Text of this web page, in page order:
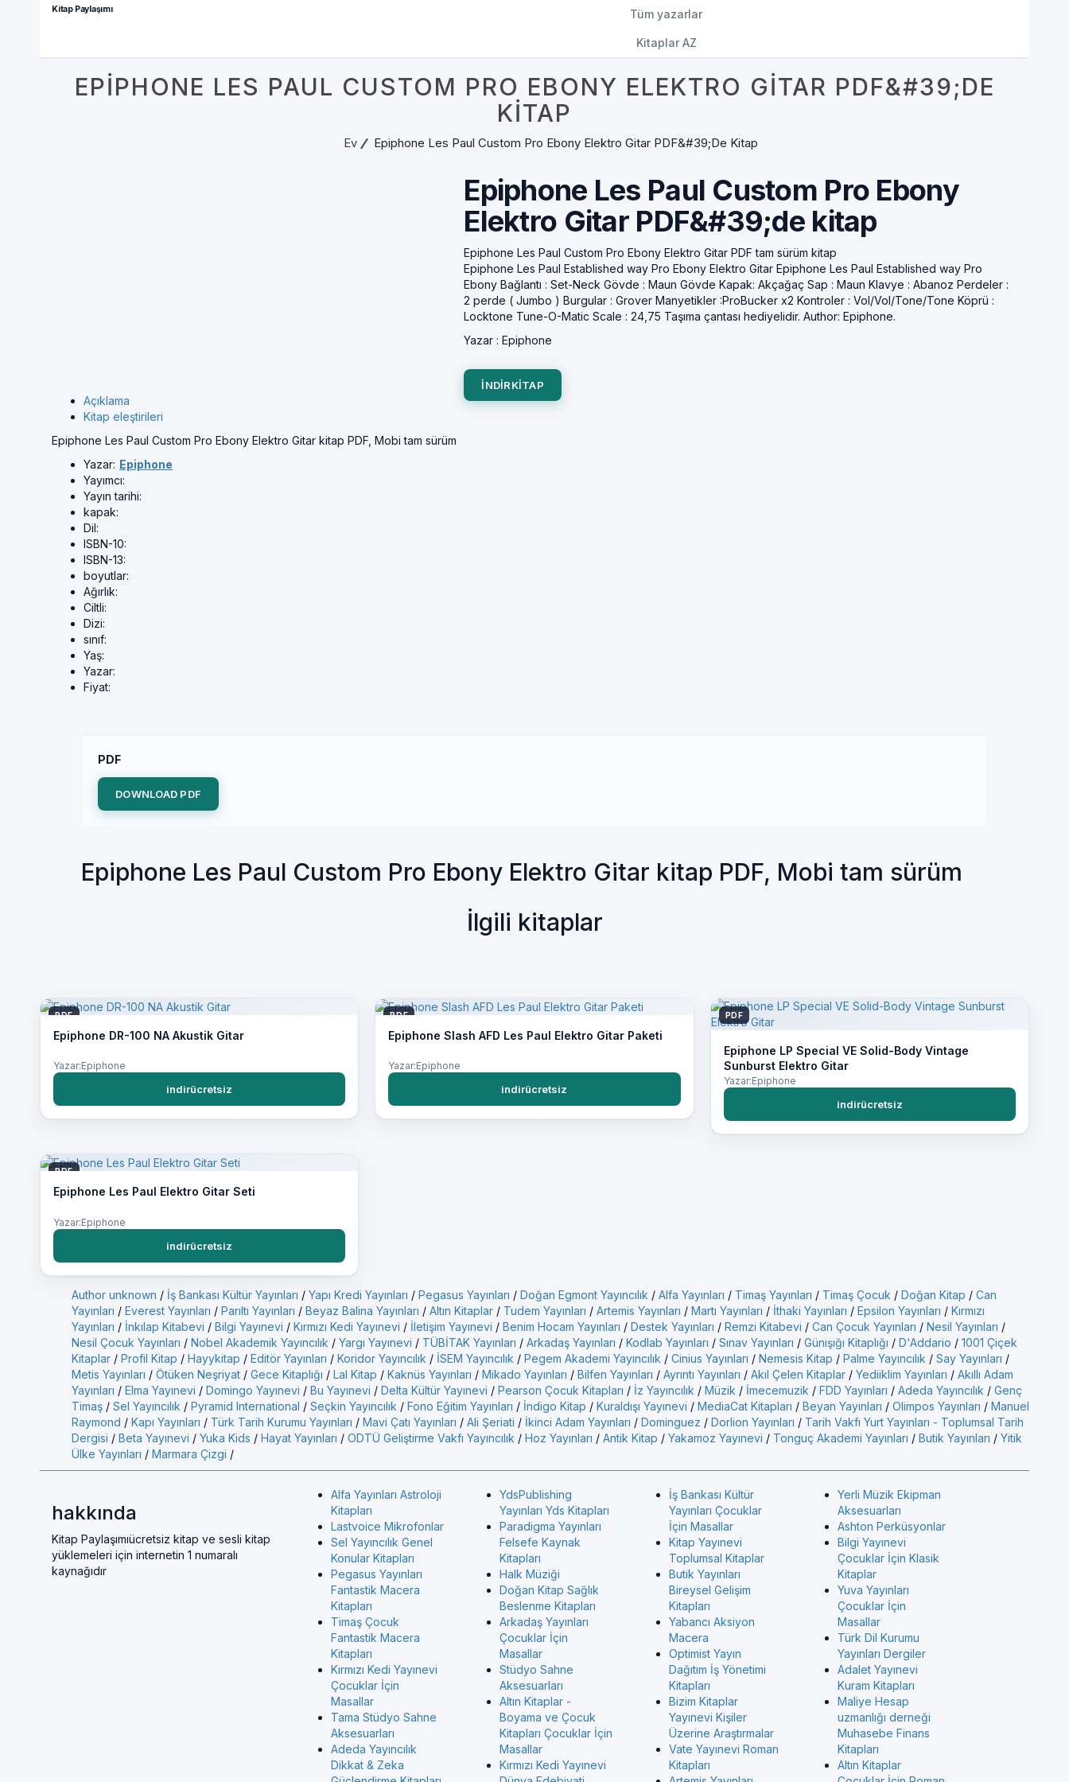
Kitap Paylaşımı Tüm yazarlar
Kitaplar AZ
EPIPHONE LES PAUL CUSTOM PRO EBONY ELEKTRO GITAR PDF&#39;DE
KITAP
Ev Epiphone Les Paul Custom Pro Ebony Elektro Gitar PDF&#39;de Kitap
Epiphone Les Paul Custom Pro Ebony
Elektro Gitar PDF&#39;de kitap
Epiphone Les Paul Custom Pro Ebony Elektro Gitar PDF tam sürüm kitap
Epiphone Les Paul Established way Pro Ebony Elektro Gitar Epiphone Les Paul Established way Pro
Ebony Bağlantı : Set-Neck Gövde : Maun Gövde Kapak: Akçağaç Sap : Maun Klavye : Abanoz Perdeler :
2 perde ( Jumbo ) Burgular : Grover Manyetikler :ProBucker x2 Kontroler : Vol/Vol/Tone/Tone Köprü :
Locktone Tune-O-Matic Scale : 24,75 Taşıma çantası hediyelidir. Author: Epiphone.
Yazar :Epiphone
INDIRKITAP
Açıklama
Kitap eleştirileri
Epiphone Les Paul Custom Pro Ebony Elektro Gitar kitap PDF, Mobi tam sürüm
Yazar: Epiphone
Yayımcı:
Yayın tarihi:
kapak:
Dil:
ISBN-10:
ISBN-13:
boyutlar:
Ağırlık:
Ciltli:
Dizi:
sınıf:
Yaş:
Yazar:
Fiyat:
PDF
DOWNLOAD PDF
Epiphone Les Paul Custom Pro Ebony Elektro Gitar kitap PDF, Mobi tam sürüm
İlgili kitaplar
PDF
Epiphone DR-100 NA Akustik Gitar
Yazar:Epiphone
indirücretsiz
PDF
Epiphone Slash AFD Les Paul Elektro Gitar Paketi
Yazar:Epiphone
indirücretsiz
PDF
Epiphone LP Special VE Solid-Body Vintage
Sunburst Elektro Gitar
Yazar:Epiphone
indirücretsiz
PDF
Epiphone Les Paul Elektro Gitar Seti
Yazar:Epiphone
indirücretsiz
Author unknown / İş Bankası Kültür Yayınları / Yapı Kredi Yayınları / Pegasus Yayınları / Doğan Egmont Yayıncılık / Alfa Yayınları / Timaş Yayınları / Timaş Çocuk / Doğan Kitap / Can
Yayınları / Everest Yayınları / Parıltı Yayınları / Beyaz Balina Yayınları / Altın Kitaplar / Tudem Yayınları / Artemis Yayınları / Martı Yayınları / İthaki Yayınları / Epsilon Yayınları / Kırmızı
Yayınları / İnkılap Kitabevi / Bilgi Yayınevi / Kırmızı Kedi Yayınevi / İletişim Yayınevi / Benim Hocam Yayınları / Destek Yayınları / Remzi Kitabevi / Can Çocuk Yayınları / Nesil Yayınları /
Nesil Çocuk Yayınları / Nobel Akademik Yayıncılık / Yargı Yayınevi / TÜBİTAK Yayınları / Arkadaş Yayınları / Kodlab Yayınları / Sınav Yayınları / Günışığı Kitaplığı / D'Addario / 1001 Çiçek
Kitaplar / Profil Kitap / Hayykitap / Editör Yayınları / Koridor Yayıncılık / İSEM Yayıncılık / Pegem Akademi Yayıncılık / Cinius Yayınları / Nemesis Kitap / Palme Yayıncılık / Say Yayınları /
Metis Yayınları / Ötüken Neşriyat / Gece Kitaplığı / Lal Kitap / Kaknüs Yayınları / Mikado Yayınları / Bilfen Yayınları / Ayrıntı Yayınları / Akıl Çelen Kitaplar / Yediiklim Yayınları / Akıllı Adam
Yayınları / Elma Yayınevi / Domingo Yayınevi / Bu Yayınevi / Delta Kültür Yayınevi / Pearson Çocuk Kitapları / İz Yayıncılık / Müzik / İmecemuzik / FDD Yayınları / Adeda Yayıncılık / Genç
Timaş / Sel Yayıncılık / Pyramid International / Seçkin Yayıncılık / Fono Eğitim Yayınları / İndigo Kitap / Kuraldışı Yayınevi / MediaCat Kitapları / Beyan Yayınları / Olimpos Yayınları / Manuel
Raymond / Kapı Yayınları / Türk Tarih Kurumu Yayınları / Mavi Çatı Yayınları / Ali Şeriati / İkinci Adam Yayınları / Dominguez / Dorlion Yayınları / Tarih Vakfı Yurt Yayınları - Toplumsal Tarih
Dergisi / Beta Yayınevi / Yuka Kids / Hayat Yayınları / ODTÜ Geliştirme Vakfı Yayıncılık / Hoz Yayınları / Antik Kitap / Yakamoz Yayınevi / Tonguç Akademi Yayınları / Butik Yayınları / Yitik
Ülke Yayınları / Marmara Çizgi /
hakkında
Kitap Paylaşımıücretsiz kitap ve sesli kitap
yüklemeleri için internetin 1 numaralı
kaynağıdır
Alfa Yayınları Astroloji
Kitapları
Lastvoice Mikrofonlar
Sel Yayıncılık Genel
Konular Kitapları
Pegasus Yayınları
Fantastik Macera
Kitapları
Timaş Çocuk
Fantastik Macera
Kitapları
Kırmızı Kedi Yayınevi
Çocuklar İçin
Masallar
Tama Stüdyo Sahne
Aksesuarları
Adeda Yayıncılık
Dikkat & Zeka
YdsPublishing
Yayınları Yds Kitapları
Paradigma Yayınları
Felsefe Kaynak
Kitapları
Halk Müziği
Doğan Kitap Sağlık
Beslenme Kitapları
Arkadaş Yayınları
Çocuklar İçin
Masallar
Stüdyo Sahne
Aksesuarları
Altın Kitaplar -
Boyama ve Çocuk
Kitapları Çocuklar İçin
Masallar
Kırmızı Kedi Yayınevi
İş Bankası Kültür
Yayınları Çocuklar
İçin Masallar
Kitap Yayınevi
Toplumsal Kitaplar
Butik Yayınları
Bireysel Gelişim
Kitapları
Yabancı Aksiyon
Macera
Optimist Yayın
Dağıtım İş Yönetimi
Kitapları
Bizim Kitaplar
Yayınevi Kişiler
Üzerine Araştırmalar
Vate Yayınevi Roman
Kitapları
Yerli Müzik Ekipman
Aksesuarları
Ashton Perküsyonlar
Bilgi Yayınevi
Çocuklar İçin Klasik
Kitaplar
Yuva Yayınları
Çocuklar İçin
Masallar
Türk Dil Kurumu
Yayınları Dergiler
Adalet Yayınevi
Kuram Kitapları
Maliye Hesap
uzmanlığı derneği
Muhasebe Finans
Kitapları
Altın Kitaplar